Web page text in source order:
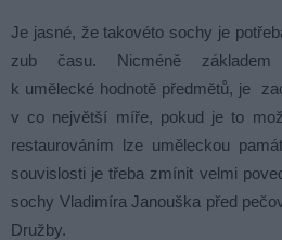
Je jasné, že takovéto sochy je
zub času. Nicméně základem
k umělecké hodnotě předmětů, je
v co největší míře, pokud je to
restaurováním lze uměleckou
souvislosti je třeba zmínit velmi
sochy Vladimíra Janouška před
Družby.